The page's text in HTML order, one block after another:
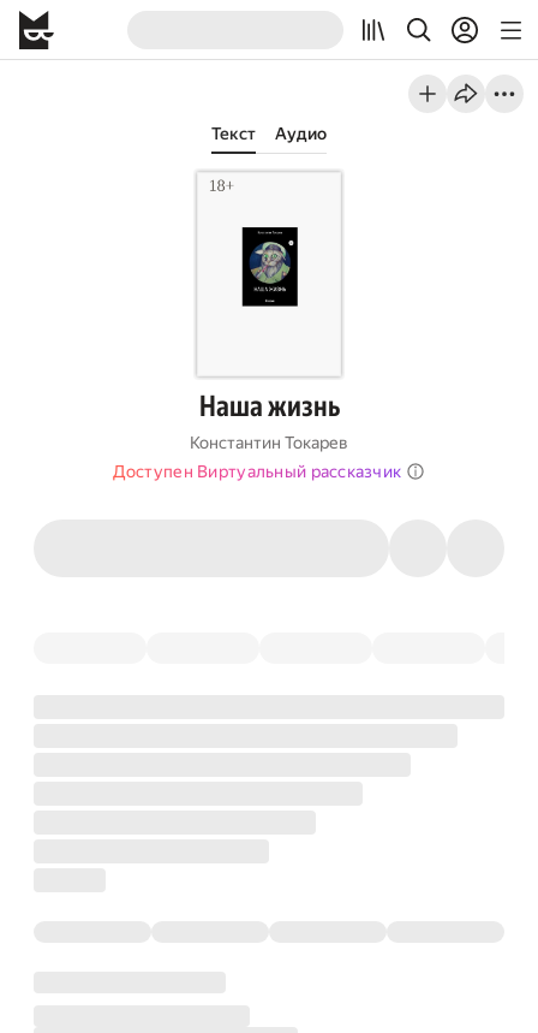
Текст Аудио
Наша жизнь
Константин Токарев
Доступен Виртуальный рассказчик